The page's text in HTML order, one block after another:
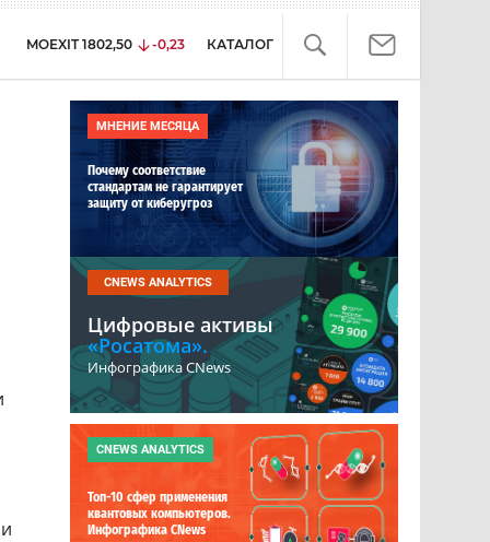
MOEXIT 1802,50 -0,23 КАТАЛОГ
МНЕНИЕ МЕСЯЦА
Почему соответствие
стандартам не гарантирует
защиту от киберугроз
CNEWS ANALYTICS
Цифровые активы
«Росатома».
Инфографика CNews
CNEWS ANALYTICS
Топ-10 сфер применения
квантовых компьютеров.
Инфографика CNews